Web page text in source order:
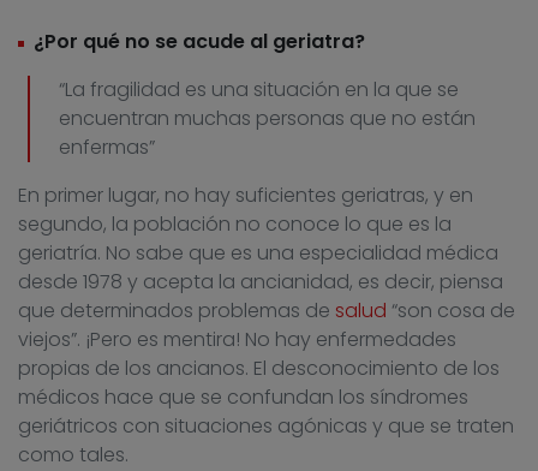
¿Por qué no se acude al geriatra?
“La fragilidad es una situación en la que se
encuentran muchas personas que no están
enfermas”
En primer lugar, no hay suficientes geriatras, y en
segundo, la población no conoce lo que es la
geriatría. No sabe que es una especialidad médica
desde 1978 y acepta la ancianidad, es decir, piensa
que determinados problemas de salud “son cosa de
viejos”. ¡Pero es mentira! No hay enfermedades
propias de los ancianos. El desconocimiento de los
médicos hace que se confundan los síndromes
geriátricos con situaciones agónicas y que se traten
como tales.